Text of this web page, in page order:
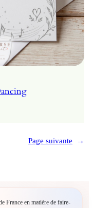
Page suivante →
France en matière de faire-